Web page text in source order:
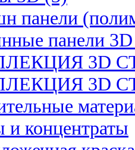
панели
панели 3D
3D
3D
и концентраты